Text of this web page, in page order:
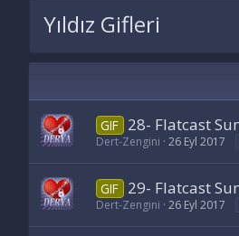
Yıldız Gifleri
GIF 28- Flatcast
Dert-Zengini 26 Eyl 2017
GIF 29- Flatcast
Dert-Zengini 26 Eyl 2017